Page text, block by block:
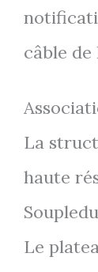
câble de
La
haute
Le